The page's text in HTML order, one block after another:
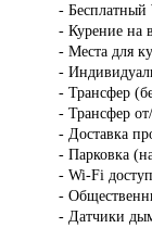
- Бесплатный
- Курение на
- Места для
-
- Трансфер
- Трансфер
- Доставка
- Парковка
- Wi-Fi
-
- Датчики